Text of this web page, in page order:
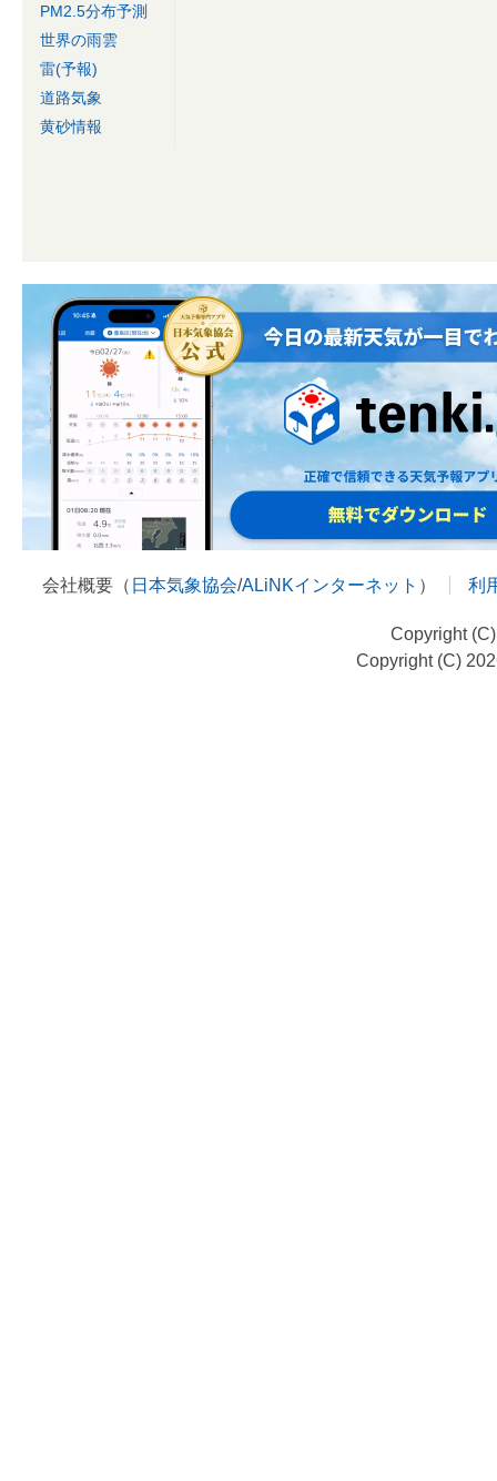
PM2.5分布予測
世界の雨雲
雷(予報)
道路気象
黄砂情報
会社概要（ 日本気象協会/ALiNKインターネット ） 利
Copyright
Copyright (C)